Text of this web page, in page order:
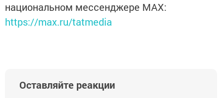
национальном мессенджере MАХ:
https://max.ru/tatmedia
Оставляйте реакции